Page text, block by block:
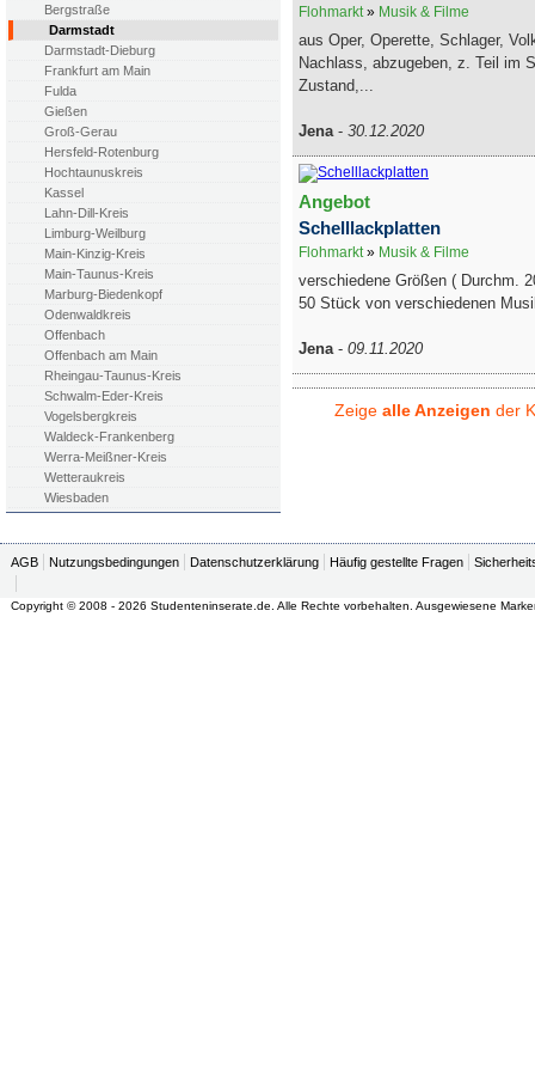
Bergstraße
Darmstadt
Darmstadt-Dieburg
Frankfurt am Main
Fulda
Gießen
Groß-Gerau
Hersfeld-Rotenburg
Hochtaunuskreis
Kassel
Lahn-Dill-Kreis
Limburg-Weilburg
Main-Kinzig-Kreis
Main-Taunus-Kreis
Marburg-Biedenkopf
Odenwaldkreis
Offenbach
Offenbach am Main
Rheingau-Taunus-Kreis
Schwalm-Eder-Kreis
Vogelsbergkreis
Waldeck-Frankenberg
Werra-Meißner-Kreis
Wetteraukreis
Wiesbaden
Flohmarkt» Musik & Filme
aus Oper, Operette, Schlager,
Nachlass, abzugeben, z. Teil im
Zustand,...
Jena - 30.12.2020
Angebot
Schelllackplatten
Flohmarkt» Musik & Filme
verschiedene Größen ( Durchm.
50 Stück von verschiedenen
Jena - 09.11.2020
Zeige alle Anzeigen der
AGB Nutzungsbedingungen Datenschutzerklärung Häufig gestellte Fragen
Copyright © 2008 - 2026 Studenteninserate.de. Alle Rechte vorbehalten. Ausgewiesene